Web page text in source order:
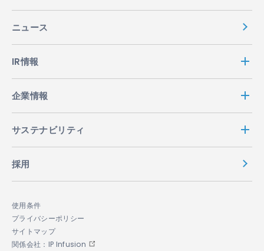
ニュース
IR情報
企業情報
サステナビリティ
採用
使用条件
プライバシーポリシー
サイトマップ
関係会社：IP Infusion